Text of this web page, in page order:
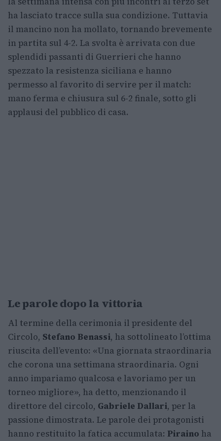
ha lasciato tracce sulla sua condizione. Tuttavia
il mancino non ha mollato, tornando brevemente
in partita sul 4-2. La svolta è arrivata con due
splendidi passanti di Guerrieri che hanno
spezzato la resistenza siciliana e hanno
permesso al favorito di servire per il match:
mano ferma e chiusura sul 6-2 finale, sotto gli
applausi del pubblico di casa.
Le parole dopo la vittoria
Al termine della cerimonia il presidente del
Circolo, Stefano Benassi, ha sottolineato l’ottima
riuscita dell’evento: «Una giornata straordinaria
che corona una settimana straordinaria. Ogni
anno impariamo qualcosa e lavoriamo per un
torneo migliore», ha detto, menzionando il
direttore del circolo, Gabriele Dallari, per la
passione dimostrata. Le parole dei protagonisti
hanno restituito la fatica accumulata: Piraino ha